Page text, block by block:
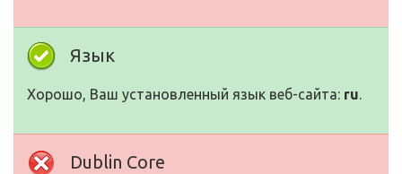
Язык
Хорошо, Ваш установленный язык веб-сайта: ru.
Dublin Core